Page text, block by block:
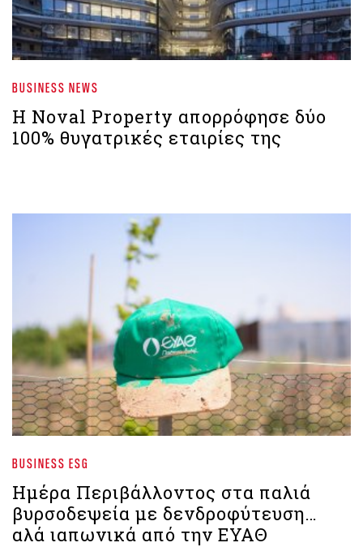
BUSINESS NEWS
Η Noval Property απορρόφησε δύο
100% θυγατρικές εταιρίες της
BUSINESS ESG
Ημέρα Περιβάλλοντος στα παλιά
βυρσοδεψεία με δενδροφύτευση…
αλά ιαπωνικά από την ΕΥΑΘ